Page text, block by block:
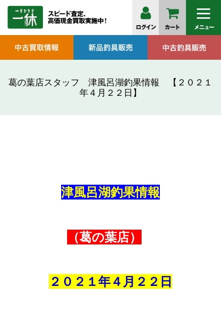
葛の葉店スタッフ 津風呂湖釣果情報 【２０２１
年４月２２日】
津風呂湖釣果情報
（葛の葉店）
２０２１年４ 月 ２２ 日